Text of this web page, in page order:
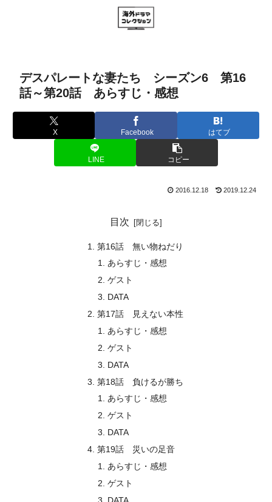
デスパレートな妻たち シーズン6 第16
話～第20話 あらすじ・感想
X Facebook はてブ
LINE コピー
2016.12.18 2019.12.24
目次
第16話 無い物ねだり
あらすじ・感想
ゲスト
DATA
第17話 見えない本性
あらすじ・感想
ゲスト
DATA
第18話 負けるが勝ち
あらすじ・感想
ゲスト
DATA
第19話 災いの足音
あらすじ・感想
ゲスト
DATA